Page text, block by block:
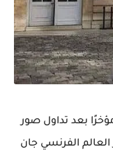
بعد تداول صور
الفرنسي جان